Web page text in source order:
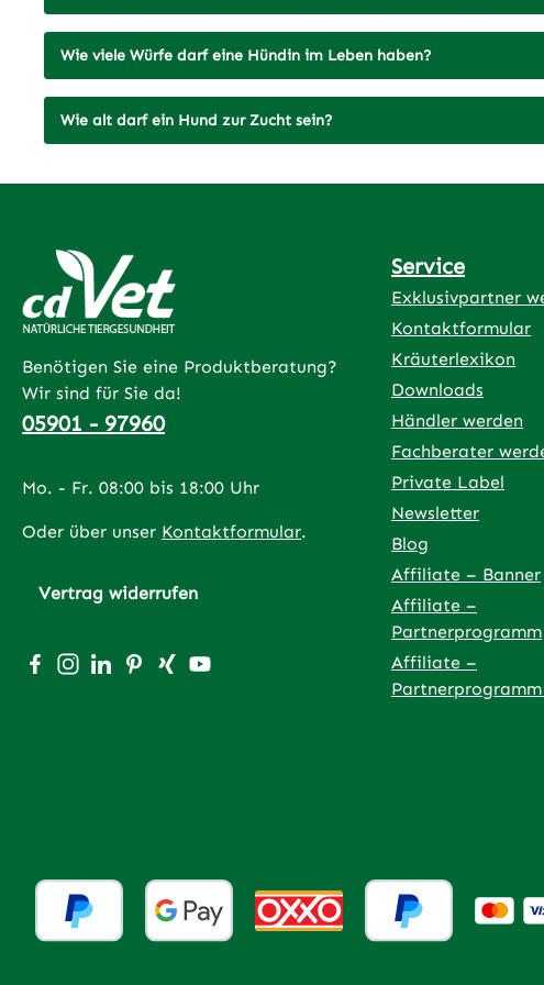
Aqua,
Wie viele Würfe darf eine Hündin im Leben haben?
Wie alt darf ein Hund zur Zucht sein?
Benötigen Sie eine Produktberatung?
Wir sind für Sie da!
05901 - 97960
Mo. - Fr. 08:00 bis 18:00 Uhr
Oder über unser Kontaktformular.
Vertrag widerrufen
Besuche uns auf Facebook – öffnet in neuem Tab (externer
Schau auf Instagram vorbei – öffnet in neuem Tab
Vernetze dich mit uns auf LinkedIn – öffnet in neuem
Lass dich auf Pinterest inspirieren – öffnet in
Vernetze dich mit uns auf Xing – öffnet in
Sieh dir unsere Videos auf YouTube an –
Service
Exklusivpartner
Kontaktformular
Kräuterlexikon
Downloads
Händler werden
Fachberater
Private Label
Newsletter
Blog
Affiliate – Banner
Affiliate –
Partnerprogramm
Affiliate –
Partnerprogramm